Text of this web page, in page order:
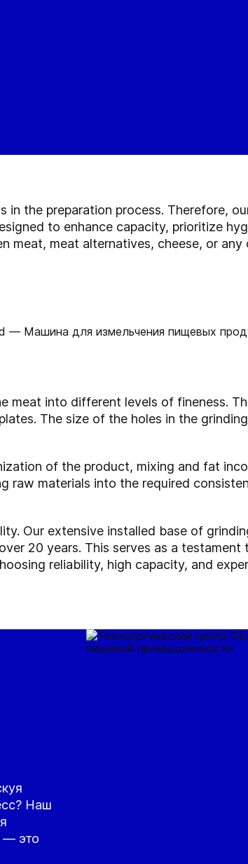
in the preparation process. Therefore,
to enhance capacity, prioritize
meat, meat alternatives, cheese, or
meat into different levels of fineness.
The size of the holes in the
of the product, mixing and fat
raw materials into the required
Our extensive installed base of
20 years. This serves as a
reliability, high capacity, and
Наш
— это